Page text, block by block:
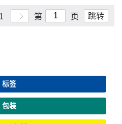
第 页 跳转
标签
包装